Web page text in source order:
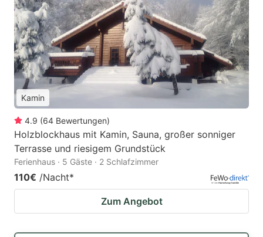
Kamin
4.9 (64 Bewertungen)
Holzblockhaus mit Kamin, Sauna, großer sonniger
Terrasse und riesigem Grundstück
Ferienhaus · 5 Gäste · 2 Schlafzimmer
110€ /Nacht*
Zum Angebot